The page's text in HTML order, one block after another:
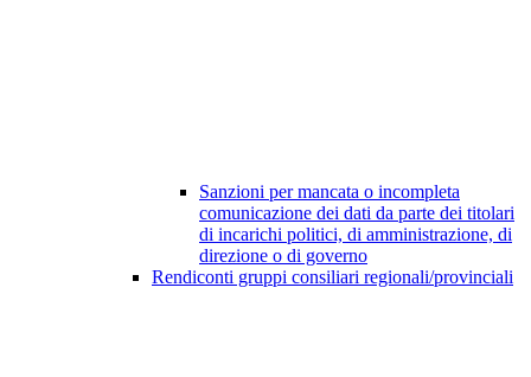
Sanzioni per mancata o incompleta
comunicazione dei dati da parte dei titolari
di incarichi politici, di amministrazione, di
direzione o di governo
Rendiconti gruppi consiliari regionali/provinciali